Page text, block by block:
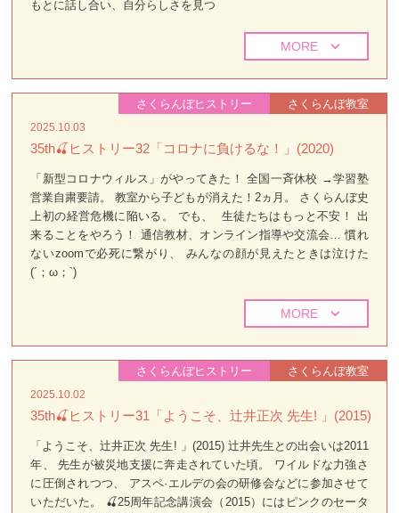
もとに話し合い、自分らしさを見つ
MORE
さくらんぼ教室
さくらんぼヒストリー
2025.10.03
35th🍒ヒストリー32「コロナに負けるな！」(2020)
「新型コロナウィルス」がやってきた！ 全国一斉休校 →学習塾
営業自粛要請。 教室から子どもが消えた！2ヵ月。 さくらんぼ史
上初の経営危機に陥いる。 でも、 生徒たちはもっと不安！ 出
来ることをやろう！ 通信教材、オンライン指導や交流会… 慣れ
ないzoomで必死に繋がり、 みんなの顔が見えたときは泣けた
(´；ω；`)
MORE
さくらんぼ教室
さくらんぼヒストリー
2025.10.02
35th🍒ヒストリー31「ようこそ、辻井正次 先生! 」(2015)
「ようこそ、辻井正次 先生! 」(2015) 辻井先生との出会いは2011
年、 先生が被災地支援に奔走されていた頃。 ワイルドな力強さ
に圧倒されつつ、 アスペ·エルデの会の研修会などに参加させて
いただいた。 🍒25周年記念講演会（2015）にはピンクのセータ